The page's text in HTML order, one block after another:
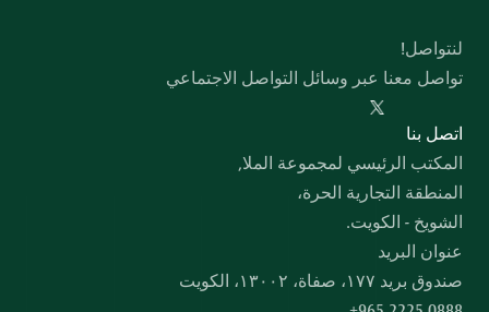
لنتواصل!
تواصل معنا عبر وسائل التواصل الاجتماعي
  اﺗﺼﻞ ﺑﻨﺎ
المكتب الرئيسي لمجموعة الملا,
المنطقة التجارية الحرة،
الشويخ - الكويت.
عنوان البريد
صندوق بريد ۱۷۷، صفاة، ۱۳۰۰۲، الكويت